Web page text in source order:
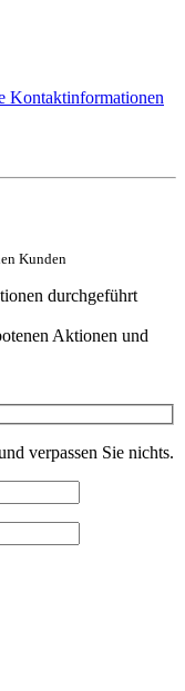
Kontaktinformationen
Kunden
durchgeführt
Aktionen und
verpassen Sie nichts.